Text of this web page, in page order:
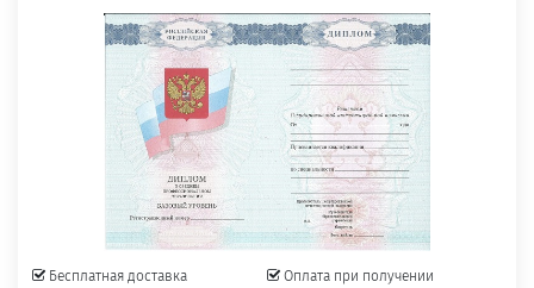
Бесплатная доставка
Оплата при получении